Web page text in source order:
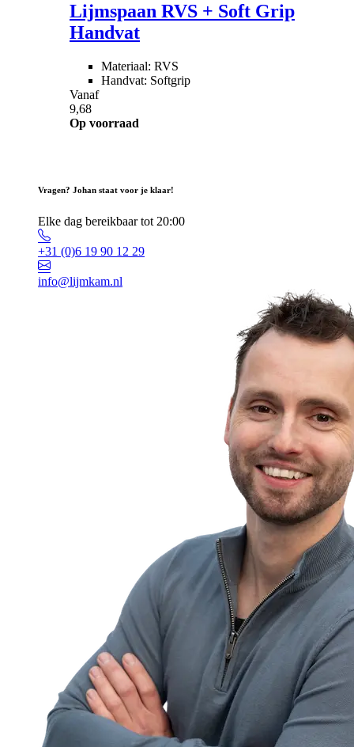
Lijmspaan RVS + Soft Grip
Handvat
Materiaal: RVS
Handvat: Softgrip
Vanaf
9,68
Op voorraad
Vragen? Johan staat voor je klaar!
Elke dag bereikbaar tot 20:00
+31 (0)6 19 90 12 29
info@lijmkam.nl